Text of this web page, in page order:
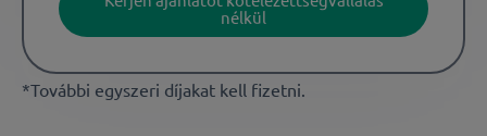
nélkül
*További egyszeri díjakat kell fizetni.